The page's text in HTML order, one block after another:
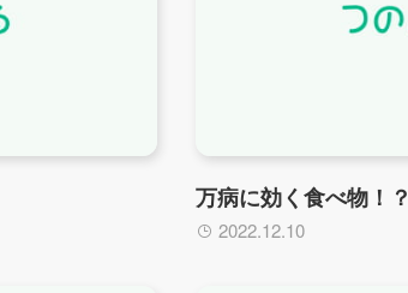
万病に効く食べ物！？
2022.12.10